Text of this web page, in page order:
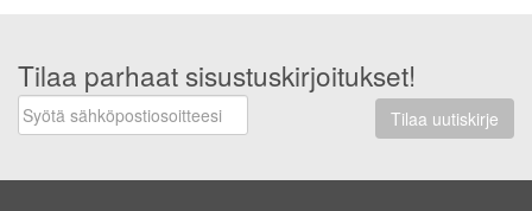
Tilaa parhaat sisustuskirjoitukset!
Tilaa uutiskirje